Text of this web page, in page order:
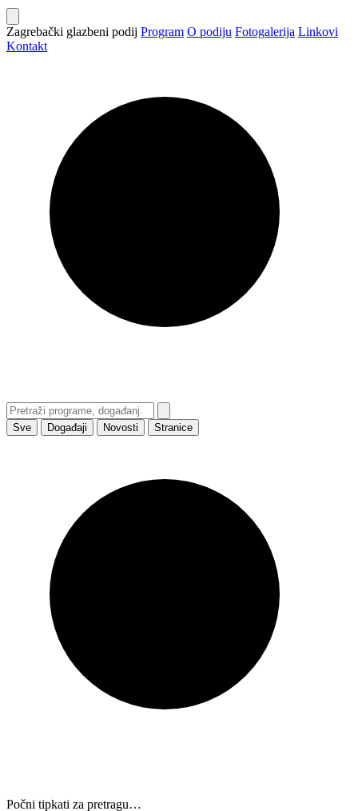
Zagrebački glazbeni podij Program O podiju Fotogalerija Linkovi
Kontakt
Sve Događaji Novosti Stranice
Počni tipkati za pretragu…